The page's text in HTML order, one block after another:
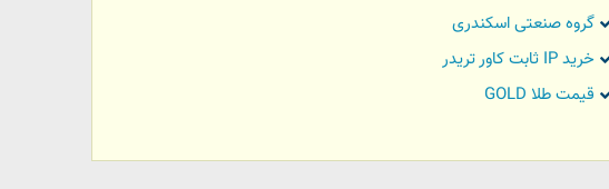
گروه صنعتی اسکندری
خرید IP ثابت کاور تریدر
قیمت طلا GOLD